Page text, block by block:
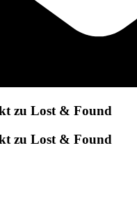
zu Lost & Found
zu Lost & Found